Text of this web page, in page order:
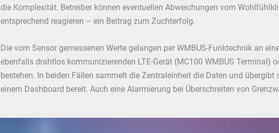
die Komplexität. Betreiber können eventuellen Abweichungen vom
entsprechend reagieren – ein Beitrag zum Zuchterfolg.
Die vom Sensor gemessenen Werte gelangen per WMBUS-Funktechnik an
ebenfalls drahtlos kommunizierenden LTE-Gerät (MC100 WMBUS Terminal)
bestehen. In beiden Fällen sammelt die Zentraleinheit die Daten und übergibt
einem Dashboard bereit. Auch eine Alarmierung bei Überschreiten von